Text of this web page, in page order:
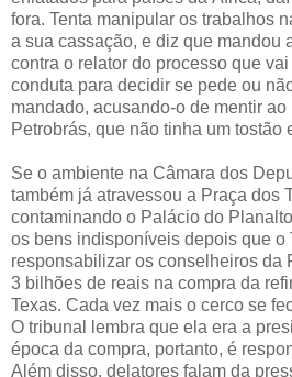
fora. Tenta manipular os trabalhos
a sua cassação, e diz que mandou
contra o relator do processo que
conduta para decidir se pede ou
mandado, acusando-o de mentir ao
Petrobrás, que não tinha um tostão
Se o ambiente na Câmara dos
também já atravessou a Praça dos
contaminando o Palácio do
os bens indisponíveis depois que o
responsabilizar os conselheiros da
3 bilhões de reais na compra da
Texas. Cada vez mais o cerco se
O tribunal lembra que ela era a
época da compra, portanto, é
Além disso, delatores falam da